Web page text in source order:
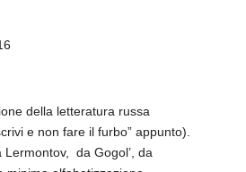
della letteratura russa
e non fare il furbo” appunto).
da Gogol’, da